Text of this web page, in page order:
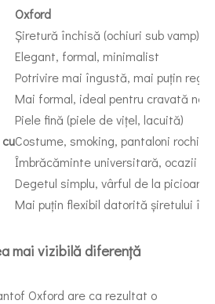
Oxford
Șiretură închisă (ochiuri sub vamp)
Elegant, formal, minimalist
Potrivire mai îngustă, mai puțin
Mai formal, ideal pentru cravată
Piele fină (piele de vițel, lacuită)
Costume, smoking, pantaloni rochii
Îmbrăcăminte universitară, ocazii
Degetul simplu, vârful de la
Mai puțin flexibil datorită șiretului
mai vizibilă diferență
Oxford are ca rezultat o